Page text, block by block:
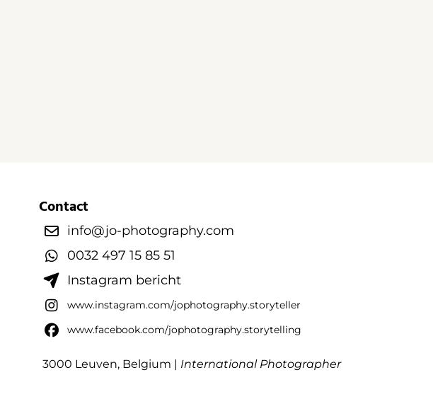
Contact
info@jo-photography.com
0032 497 15 85 51
Instagram bericht
www.instagram.com/jophotography.storyteller
www.facebook.com/jophotography.storytelling
3000 Leuven, Belgium | International Photographer